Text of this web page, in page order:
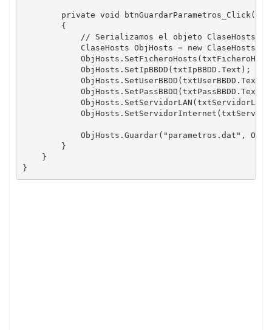
private void
        {
            // Serializamos el objeto ClaseHosts
            ClaseHosts ObjHosts = new ClaseHosts();
            ObjHosts.SetIpBBDD(txtIpBBDD.Text);
            ObjHosts.SetUserBBDD(txtUserBBDD.Text);
            ObjHosts.SetPassBBDD(txtPassBBDD.Text);
ObjHosts.Guardar("parametros.dat",
        }
    }
}